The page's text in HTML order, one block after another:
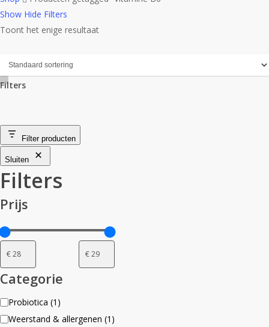
Show Hide Filters
Toont het enige resultaat
Filters
Filters
Filter producten
Sluiten
Filters
Prijs
Categorie
Categorie
Probiotica (1 )
Weerstand & allergenen (1 )